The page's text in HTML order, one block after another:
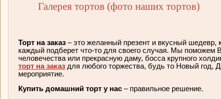
Галерея тортов (фото наших тортов)
Торт на заказ – это желанный презент и вкусный шедевр,
каждый подберет что-то для своего случая. Мы поможем
человечества или прекрасную даму, босса крупного
торт на заказ для любого торжества, будь то Новый год,
мероприятие.
Купить домашний торт у нас – правильное решение.